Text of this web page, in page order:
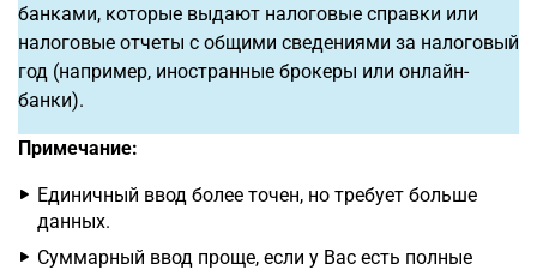
банками, которые выдают налоговые справки или
налоговые отчеты с общими сведениями за налоговый
год (например, иностранные брокеры или онлайн-
банки).
Примечание:
Единичный ввод более точен, но требует больше
данных.
Суммарный ввод проще, если у Вас есть полные